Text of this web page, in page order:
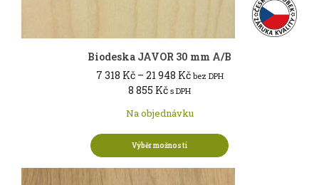
Biodeska JAVOR 30 mm A/B
7 318 Kč – 21 948 KčRozpětí
cen:
až
21 948 Kč
bez DPH
8 855 Kč s DPH
Na objednávku
Výběr možností
Tento